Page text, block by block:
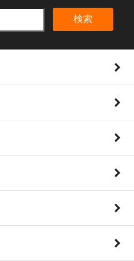
検索